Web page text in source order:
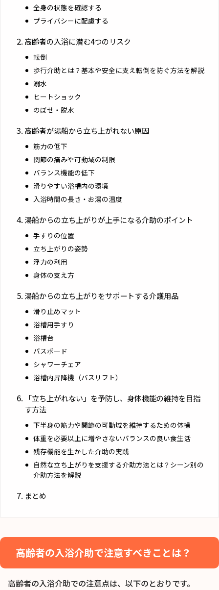
全身の状態を確認する
プライバシーに配慮する
高齢者の入浴に潜む4つのリスク
転倒
歩行介助とは？基本や安全に支え転倒を防ぐ方法を解説
溺水
ヒートショック
のぼせ・脱水
高齢者が湯船から立ち上がれない原因
筋力の低下
関節の痛みや可動域の制限
バランス機能の低下
滑りやすい浴槽内の環境
入浴時間の長さ・お湯の温度
湯船からの立ち上がりが上手になる介助のポイント
手すりの位置
立ち上がりの姿勢
浮力の利用
身体の支え方
湯船からの立ち上がりをサポートする介護用品
滑り止めマット
浴槽用手すり
浴槽台
バスボード
シャワーチェア
浴槽内昇降機（バスリフト）
「立ち上がれない」を予防し、身体機能の維持を目指
す方法
下半身の筋力や関節の可動域を維持するための体操
体重を必要以上に増やさないバランスの良い食生活
残存機能を生かした介助の実践
自然な立ち上がりを支援する介助方法とは？シーン別の
介助方法を解説
まとめ
高齢者の入浴介助で注意すべきことは？
高齢者の入浴介助での注意点は、以下のとおりです。